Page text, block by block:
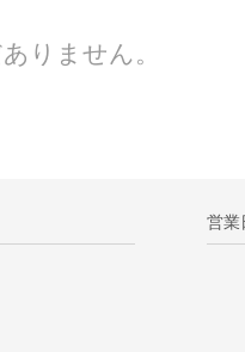
りません。
営業